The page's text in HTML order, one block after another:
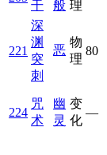
干
般 理
221
深
渊
突
刺
恶
物
理
80
224
咒
术
幽
灵
变
化
—